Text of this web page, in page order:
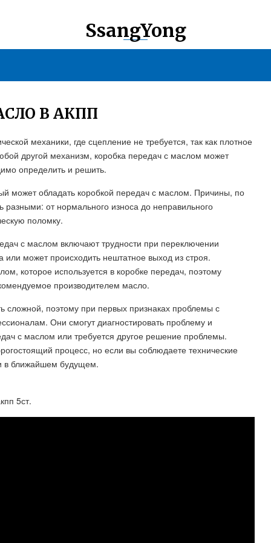
SsangYong
В АКПП
механики, где сцепление не требуется, так как плотное
другой механизм, коробка передач с маслом может
определить и решить.
может обладать коробкой передач с маслом. Причины, по
от нормального износа до неправильного
поломку.
с маслом включают трудности при переключении
может происходить нештатное выход из строя.
которое используется в коробке передач, поэтому
производителем масло.
сложной, поэтому при первых признаках проблемы с
Они смогут диагностировать проблему и
с маслом или требуется другое решение проблемы.
процесс, но если вы соблюдаете технические
в ближайшем будущем.
5ст.